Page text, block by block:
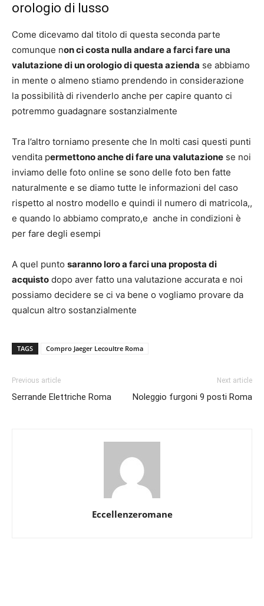
orologio di lusso
Come dicevamo dal titolo di questa seconda parte
comunque non ci costa nulla andare a farci fare una
valutazione di un orologio di questa azienda se abbiamo
in mente o almeno stiamo prendendo in considerazione
la possibilità di rivenderlo anche per capire quanto ci
potremmo guadagnare sostanzialmente
Tra l’altro torniamo presente che In molti casi questi punti
vendita permettono anche di fare una valutazione se noi
inviamo delle foto online se sono delle foto ben fatte
naturalmente e se diamo tutte le informazioni del caso
rispetto al nostro modello e quindi il numero di matricola,,
e quando lo abbiamo comprato,e anche in condizioni è
per fare degli esempi
A quel punto saranno loro a farci una proposta di
acquisto dopo aver fatto una valutazione accurata e noi
possiamo decidere se ci va bene o vogliamo provare da
qualcun altro sostanzialmente
TAGS Compro Jaeger Lecoultre Roma
Previous article
Serrande Elettriche Roma
Next article
Noleggio furgoni 9 posti Roma
Eccellenzeromane